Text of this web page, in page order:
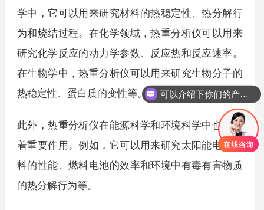
学中，它可以用来研究材料的热稳定性、热分解行
为和烧结过程。在化学领域，热重分析仪可以用来
研究化学反应的动力学参数、反应热和反应速率。
在生物学中，热重分析仪可以用来研究生物分子的
热稳定性、蛋白质的变性等。
此外，热重分析仪在能源科学和环境科学中也发挥
着重要作用。例如，它可以用来研究太阳能电池材
料的性能、燃料电池的效率和环境中有毒有害物质
的热分解行为等。
可以介绍下你们的产品么？